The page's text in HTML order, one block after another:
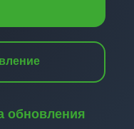
обновления